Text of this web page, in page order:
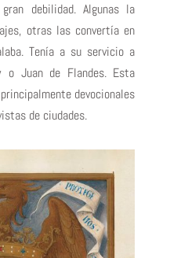
debilidad. Algunas la
otras las convertía en
Tenía a su servicio a
o Juan de Flandes. Esta
devocionales
de ciudades.